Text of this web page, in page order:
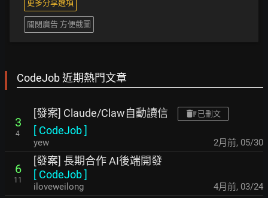
更多分享選項
關閉廣告 方便截圖
CodeJob 近期熱門文章
3
4
[發案] Claude/Claw自動讀信 已刪文
[ CodeJob]
yew 2月前, 05/30
6
11
[發案] 長期合作 AI後端開發
[ CodeJob]
iloveweilong 4月前, 03/24